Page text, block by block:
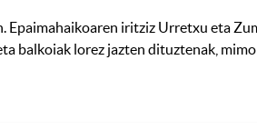
iritziz Urretxu eta
balkoiak lorez jazten dituztenak,